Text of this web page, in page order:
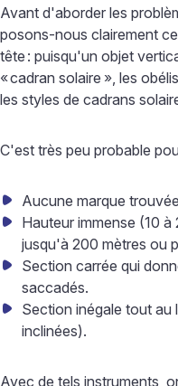
Avant d'aborder les
posons-nous clairement
tête : puisqu'un objet
«cadran solaire », les
les styles de cadrans
C'est très peu probable
Aucune marque
Hauteur immense (10
jusqu'à 200 mètres ou
Section carrée qui
saccadés.
Section inégale tout au
inclinées).
Avec de tels instruments,